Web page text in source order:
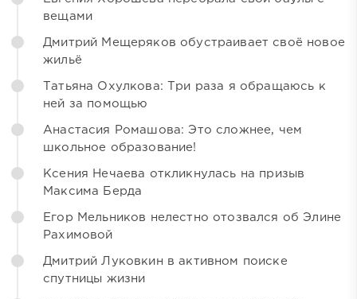
вещами
Дмитрий Мещеряков обустраивает своё новое
жильё
Татьяна Охулкова: Три раза я обращаюсь к
ней за помощью
Анастасия Ромашова: Это сложнее, чем
школьное образование!
Ксения Нечаева откликнулась на призыв
Максима Берда
Егор Мельников нелестно отозвался об Элине
Рахимовой
Дмитрий Луковкин в активном поиске
спутницы жизни